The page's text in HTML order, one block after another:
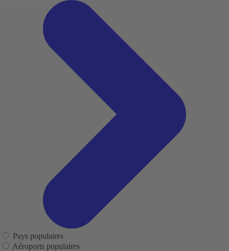
Pays populaires
Aéroports populaires